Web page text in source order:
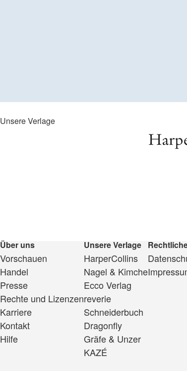
Unsere Verlage
Über uns
Vorschauen
Handel
Presse
Rechte und Lizenzen
Karriere
Kontakt
Hilfe
Unsere Verlage
HarperCollins
Nagel & Kimche
Ecco Verlag
reverie
Schneiderbuch
Dragonfly
Gräfe & Unzer
KAZÉ